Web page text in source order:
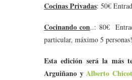
Cocinas Privadas: 50€
Cocinando con..: 80€
particular, máximo 5
Esta edición será la más
Arguiñano yAlberto